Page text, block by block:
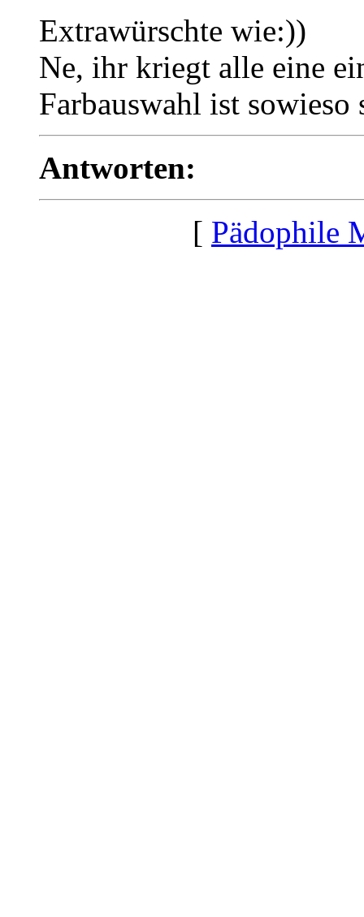
Extrawürschte wie:))
Ne, ihr kriegt alle eine
Farbauswahl ist sowieso
Antworten:
[ Pädophile